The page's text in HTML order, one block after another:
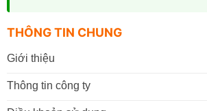
THÔNG TIN CHUNG
Giới thiệu
Thông tin công ty